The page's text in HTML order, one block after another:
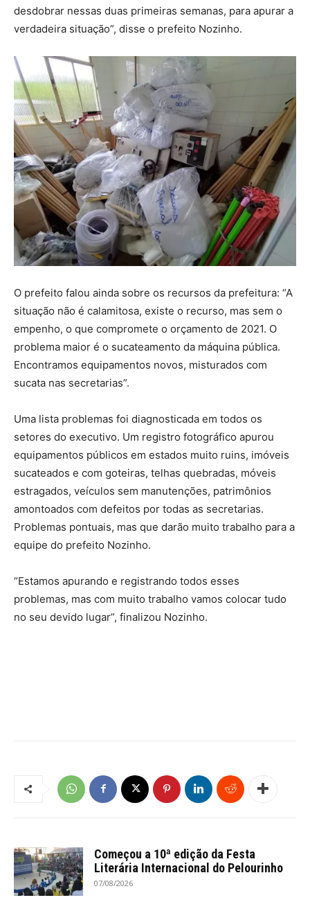
desdobrar nessas duas primeiras semanas, para apurar a
verdadeira situação”, disse o prefeito Nozinho.
O prefeito falou ainda sobre os recursos da prefeitura: “A
situação não é calamitosa, existe o recurso, mas sem o
empenho, o que compromete o orçamento de 2021. O
problema maior é o sucateamento da máquina pública.
Encontramos equipamentos novos, misturados com
sucata nas secretarias”.
Uma lista problemas foi diagnosticada em todos os
setores do executivo. Um registro fotográfico apurou
equipamentos públicos em estados muito ruins, imóveis
sucateados e com goteiras, telhas quebradas, móveis
estragados, veículos sem manutenções, patrimônios
amontoados com defeitos por todas as secretarias.
Problemas pontuais, mas que darão muito trabalho para a
equipe do prefeito Nozinho.
“Estamos apurando e registrando todos esses
problemas, mas com muito trabalho vamos colocar tudo
no seu devido lugar”, finalizou Nozinho.
Começou a 10ª edição da Festa
Literária Internacional do Pelourinho
07/08/2026